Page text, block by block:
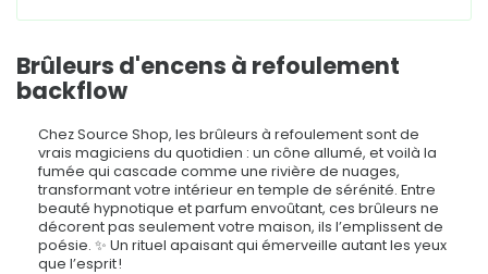
Brûleurs d'encens à refoulement
backflow
Chez Source Shop, les brûleurs à refoulement sont de
vrais magiciens du quotidien : un cône allumé, et voilà la
fumée qui cascade comme une rivière de nuages,
transformant votre intérieur en temple de sérénité. Entre
beauté hypnotique et parfum envoûtant, ces brûleurs ne
décorent pas seulement votre maison, ils l’emplissent de
poésie. ✨ Un rituel apaisant qui émerveille autant les yeux
que l’esprit !